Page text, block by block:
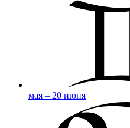
мая – 20 июня